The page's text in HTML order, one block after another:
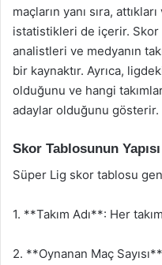
maçların yanı sıra,
istatistikleri de içerir.
analistleri ve medyanın
bir kaynaktır. Ayrıca,
olduğunu ve hangi
adaylar olduğunu gösterir.
Skor Tablosunun Yapısı
Süper Lig skor tablosu
1. **Takım Adı**: Her
2. **Oynanan Maç